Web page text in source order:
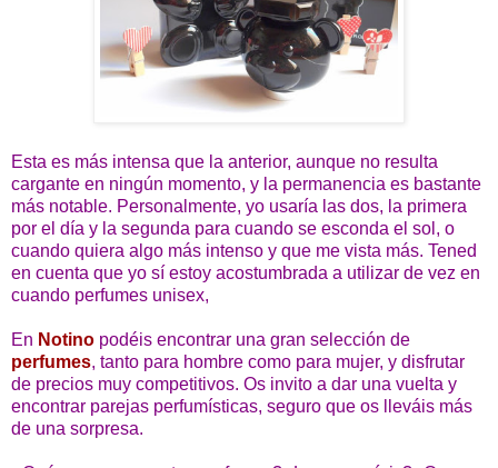
Esta es más intensa que la anterior, aunque no resulta
cargante en ningún momento, y la permanencia es bastante
más notable. Personalmente, yo usaría las dos, la primera
por el día y la segunda para cuando se esconda el sol, o
cuando quiera algo más intenso y que me vista más. Tened
en cuenta que yo sí estoy acostumbrada a utilizar de vez en
cuando perfumes unisex,
En Notino podéis encontrar una gran selección de
perfumes, tanto para hombre como para mujer, y disfrutar
de precios muy competitivos. Os invito a dar una vuelta y
encontrar parejas perfumísticas, seguro que os lleváis más
de una sorpresa.